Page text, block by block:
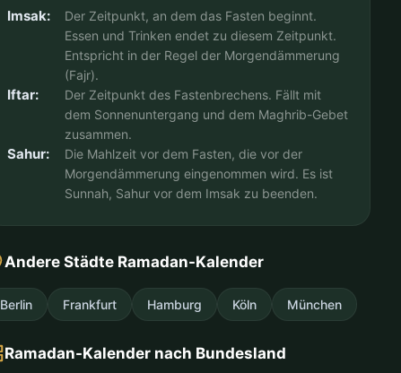
Imsak:
Der Zeitpunkt, an dem das Fasten beginnt.
Essen und Trinken endet zu diesem Zeitpunkt.
Entspricht in der Regel der Morgendämmerung
(Fajr).
Iftar:
Der Zeitpunkt des Fastenbrechens. Fällt mit
dem Sonnenuntergang und dem Maghrib-Gebet
zusammen.
Sahur:
Die Mahlzeit vor dem Fasten, die vor der
Morgendämmerung eingenommen wird. Es ist
Sunnah, Sahur vor dem Imsak zu beenden.
Andere Städte Ramadan-Kalender
Berlin Frankfurt Hamburg Köln München
Ramadan-Kalender nach Bundesland